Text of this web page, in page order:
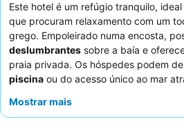
Este hotel é um refúgio tranquilo,
que procuram relaxamento com um
grego. Empoleirado numa encosta,
deslumbrantes sobre a baía e
praia privada. Os hóspedes podem
piscina ou do acesso único ao mar
tradicional buffet de pequeno-almoço
Mostrar mais